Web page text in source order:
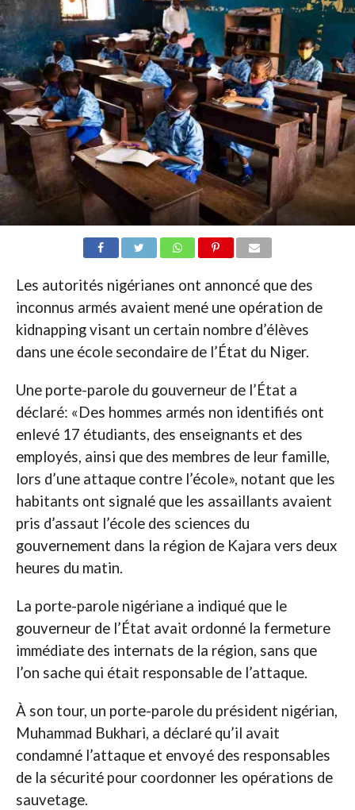
Les autorités nigérianes ont annoncé que des
inconnus armés avaient mené une opération de
kidnapping visant un certain nombre d’élèves
dans une école secondaire de l’État du Niger.
Une porte-parole du gouverneur de l’État a
déclaré: «Des hommes armés non identifiés ont
enlevé 17 étudiants, des enseignants et des
employés, ainsi que des membres de leur famille,
lors d’une attaque contre l’école», notant que les
habitants ont signalé que les assaillants avaient
pris d’assaut l’école des sciences du
gouvernement dans la région de Kajara vers deux
heures du matin.
La porte-parole nigériane a indiqué que le
gouverneur de l’État avait ordonné la fermeture
immédiate des internats de la région, sans que
l’on sache qui était responsable de l’attaque.
À son tour, un porte-parole du président nigérian,
Muhammad Bukhari, a déclaré qu’il avait
condamné l’attaque et envoyé des responsables
de la sécurité pour coordonner les opérations de
sauvetage.